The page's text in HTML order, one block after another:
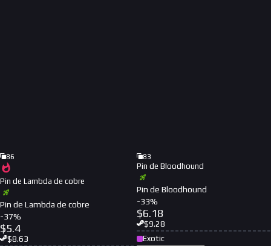
86
Pin de Lambda de cobre
Pin de Lambda de cobre
-37%
$5.4
$8.63
83
Pin de Bloodhound
Pin de Bloodhound
-33%
$6.18
$9.28
Exotic